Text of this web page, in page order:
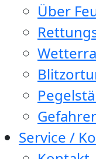
Über
Service /